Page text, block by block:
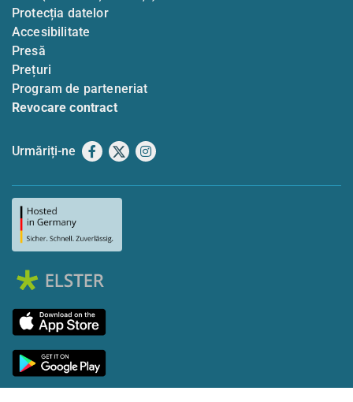
Protecția datelor
Accesibilitate
Presă
Prețuri
Program de parteneriat
Revocare contract
Urmăriți-ne Facebook
X Instagram